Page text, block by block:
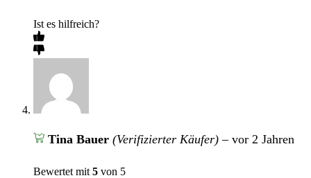
Ist es hilfreich?
Tina Bauer (Verifizierter Käufer) – vor 2 Jahren
Bewertet mit 5 von 5